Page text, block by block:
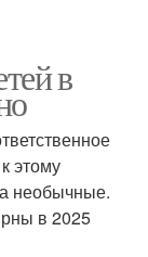
в
этому
необычные.
в 2025